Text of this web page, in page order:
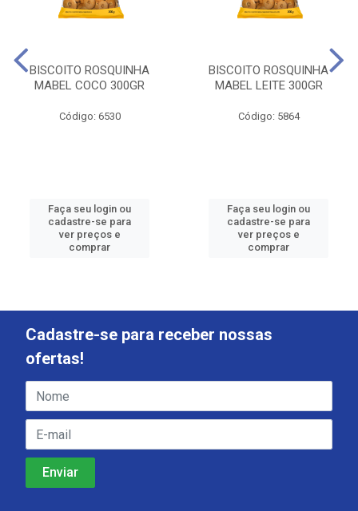
BISCOITO ROSQUINHA
MABEL COCO 300GR
Código: 6530
Faça seu login ou
cadastre-se para
ver preços e
comprar
BISCOITO ROSQUINHA
MABEL LEITE 300GR
Código: 5864
Faça seu login ou
cadastre-se para
ver preços e
comprar
Cadastre-se para receber nossas
ofertas!